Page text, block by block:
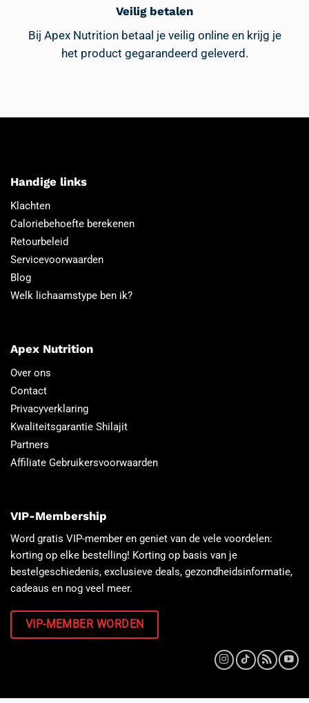
Veilig betalen
Bij Apex Nutrition betaal je veilig online en krijg je
het product gegarandeerd geleverd.
Handige links
Klachten
Caloriebehoefte berekenen
Retourbeleid
Servicevoorwaarden
Blog
Welk lichaamstype ben ik?
Apex Nutrition
Over ons
Contact
Privacyverklaring
Kwaliteitsgarantie Shilajit
Partners
Affiliate Gebruikersvoorwaarden
VIP-Membership
Word gratis VIP-member en geniet van de vele voordelen:
korting op elke bestelling! Korting op basis van je
bestelgeschiedenis, exclusieve deals, gezondheidsinformatie,
cadeaus en nog veel meer.
VIP-MEMBER WORDEN